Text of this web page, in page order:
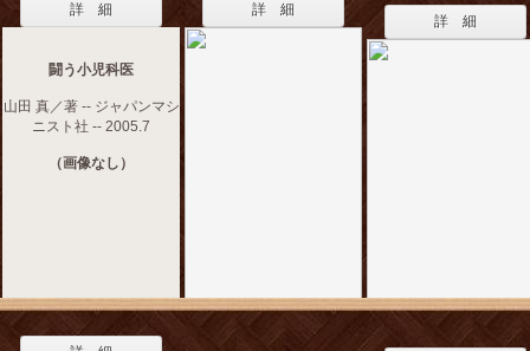
詳 細
闘う小児科医
山田 真／著 -- ジャパンマシ
ニスト社 -- 2005.7
（画像なし）
詳 細
詳 細